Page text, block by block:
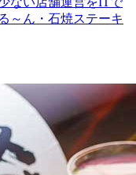
～ん・石焼ステーキ